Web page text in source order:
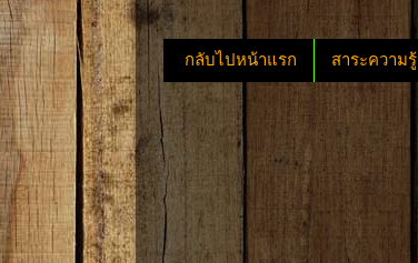
กลับไปหน้าแรก สาระความรู้